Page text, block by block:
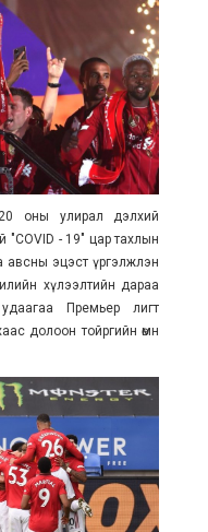
оны улирал дэлхий
- 19" цар тахлын
авсны эцэст үргэлжлэн
хүлээлтийн дараа
Премьер лигт
долоон тойргийн өмнө